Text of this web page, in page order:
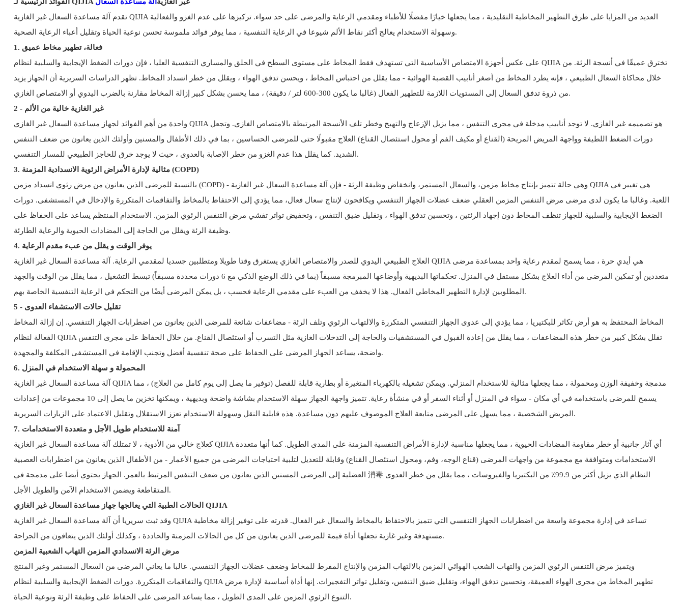
تقدم آلة مساعدة السعال غير الغازية QIJIA العديد من المزايا على طرق التطهير المخاطية التقليدية ، مما يجعلها خيارًا مفضلًا للأطباء ومقدمي الرعاية والمرضى على حد سواء. تركيزها على عدم الغزو والفعالية
وسهولة الاستخدام يعالج أكثر نقاط الألم شيوعا في الرعاية التنفسية ، مما يوفر فوائد ملموسة تحسن نوعية الحياة وتقليل أعباء الرعاية الصحية.
1. فعالة، تطهير مخاط عميق
على عكس أجهزة الامتصاص الأساسية التي تستهدف فقط المخاط على مستوى السطح في الحلق والمساري التنفسية العليا ، فإن دورات الضغط الإيجابية والسلبية لنظام QIJIA تخترق عميقًا في أنسجة الرئة. من
خلال محاكاة السعال الطبيعي ، فإنه يطرد المخاط من أصغر أنابيب القصبة الهوائية - مما يقلل من احتباس المخاط ، ويحسن تدفق الهواء ، ويقلل من خطر انسداد المخاط. تظهر الدراسات السريرية أن الجهاز يزيد
من ذروة تدفق السعال إلى المستويات اللازمة للتطهير الفعال (غالبا ما يكون 300-600 لتر / دقيقة) ، مما يحسن بشكل كبير إزالة المخاط مقارنة بالضرب اليدوي أو الامتصاص الغازي.
2 - غير الغازية خالية من الألم
واحدة من أهم الفوائد لجهاز مساعدة السعال غير الغازي QIJIA هو تصميمه غير الغازي. لا توجد أنابيب مدخلة في مجرى التنفس ، مما يزيل الإزعاج والتهيج وخطر تلف الأنسجة المرتبطة بالامتصاص الغازي. وتجعل
دورات الضغط اللطيفة وواجهة المريض المريحة (القناع أو مكيف الفم أو محول استئصال القناع) العلاج مقبولًا حتى للمرضى الحساسين ، بما في ذلك الأطفال والمسنين وأولئك الذين يعانون من ضعف التنفس
الشديد. كما يقلل هذا عدم الغزو من خطر الإصابة بالعدوى ، حيث لا يوجد خرق للحاجز الطبيعي للمسار التنفسي.
3. مثالية لإدارة الأمراض الرئوية الانسدادية المزمنة (COPD)
بالنسبة للمرضى الذين يعانون من مرض رئوي انسداد مزمن (COPD) - وهي حالة تتميز بإنتاج مخاط مزمن، والسعال المستمر، وانخفاض وظيفة الرئة - فإن آلة مساعدة السعال غير الغازية QIJIA هي تغيير في
اللعبة. وغالبا ما يكون لدى مرضى مرض التنفس المزمن العقلي ضعف عضلات الجهاز التنفسي ويكافحون لإنتاج سعال فعال، مما يؤدي إلى الاحتفاظ بالمخاط والتفاقمات المتكررة والإدخال في المستشفى. دورات
الضغط الإيجابية والسلبية للجهاز تنظف المخاط دون إجهاد الرئتين ، وتحسين تدفق الهواء ، وتقليل ضيق التنفس ، وتخفيض تواتر تفشي مرض التنفس الرئوي المزمن. الاستخدام المنتظم يساعد على الحفاظ على
وظيفة الرئة ويقلل من الحاجة إلى المضادات الحيوية والرعاية الطارئة.
4. يوفر الوقت و يقلل من عبء مقدم الرعاية
العلاج الطبيعي اليدوي للصدر والامتصاص الغازي يستغرق وقتا طويلا ومتطلبين جسديا لمقدمي الرعاية. آلة مساعدة السعال غير الغازية QIJIA هي أيدي حرة ، مما يسمح لمقدم رعاية واحد بمساعدة مرضى
متعددين أو تمكين المرضى من أداء العلاج بشكل مستقل في المنزل. تحكماتها البديهية وأوضاعها المبرمجة مسبقاً (بما في ذلك الوضع الذكي مع 6 دورات محددة مسبقاً) تبسط التشغيل ، مما يقلل من الوقت والجهد
المطلوبين لإدارة التطهير المخاطي الفعال. هذا لا يخفف من العبء على مقدمي الرعاية فحسب ، بل يمكن المرضى أيضًا من التحكم في الرعاية التنفسية الخاصة بهم.
5 - تقليل حالات الاستشفاء العدوى
المخاط المحتفظ به هو أرض تكاثر للبكتيريا ، مما يؤدي إلى عدوى الجهاز التنفسي المتكررة والالتهاب الرئوي وتلف الرئة - مضاعفات شائعة للمرضى الذين يعانون من اضطرابات الجهاز التنفسي. إن إزالة المخاط
الفعالة لنظام QIJIA تقلل بشكل كبير من خطر هذه المضاعفات ، مما يقلل من إعادة القبول في المستشفيات والحاجة إلى التدخلات الغازية مثل التسرب أو استئصال القناع. من خلال الحفاظ على مجرى التنفس
واضحة، يساعد الجهاز المرضى على الحفاظ على صحة تنفسية أفضل وتجنب الإقامة في المستشفى المكلفة والمجهدة.
6. المحمولة و سهلة الاستخدام في المنزل
آلة مساعدة السعال غير الغازية QIJIA مدمجة وخفيفة الوزن ومحمولة ، مما يجعلها مثالية للاستخدام المنزلي. ويمكن تشغيله بالكهرباء المتغيرة أو بطارية قابلة للفصل (توفير ما يصل إلى يوم كامل من العلاج) ، مما
يسمح للمرضى باستخدامه في أي مكان - سواء في المنزل أو أثناء السفر أو في منشأة رعاية. تتميز واجهة الجهاز سهلة الاستخدام بشاشة واضحة وبديهية ، ويمكنها تخزين ما يصل إلى 10 مجموعات من إعدادات
المريض الشخصية ، مما يسهل على المرضى متابعة العلاج الموصوف عليهم دون مساعدة. هذه قابلية النقل وسهولة الاستخدام تعزز الاستقلال وتقليل الاعتماد على الزيارات السريرية.
7. آمنة للاستخدام طويل الأجل و متعددة الاستخدامات
كعلاج خالي من الأدوية ، لا تمتلك آلة مساعدة السعال غير الغازية QIJIA أي آثار جانبية أو خطر مقاومة المضادات الحيوية ، مما يجعلها مناسبة لإدارة الأمراض التنفسية المزمنة على المدى الطويل. كما أنها متعددة
الاستخدامات ومتوافقة مع مجموعة من واجهات المرضى (قناع الوجه، وفم، ومحول استئصال القناع) وقابلة للتعديل لتلبية احتياجات المرضى من جميع الأعمار - من الأطفال الذين يعانون من اضطرابات العصبية
العضلية إلى المرضى المسنين الذين يعانون من ضعف التنفس المرتبط بالعمر. الجهاز يحتوي أيضا على مدمجة في 消毒 النظام الذي يزيل أكثر من 99.9٪ من البكتيريا والفيروسات ، مما يقلل من خطر العدوى
المتقاطعة ويضمن الاستخدام الآمن والطويل الأجل.
الحالات الطبية التي يعالجها جهاز مساعدة السعال غير الغازي QIJIA
وقد ثبت سريريا أن آلة مساعدة السعال غير الغازية QIJIA تساعد في إدارة مجموعة واسعة من اضطرابات الجهاز التنفسي التي تتميز بالاحتفاظ بالمخاط والسعال غير الفعال. قدرته على توفير إزالة مخاطية
مستهدفة وغير غازية تجعلها أداة قيمة للمرضى الذين يعانون من كل من الحالات المزمنة والحاددة ، وكذلك أولئك الذين يتعافون من الجراحة.
مرض الرئة الانسدادي المزمن التهاب الشعبية المزمن
ويتميز مرض التنفس الرئوي المزمن والتهاب الشعب الهوائي المزمن بالالتهاب المزمن والإنتاج المفرط للمخاط وضعف عضلات الجهاز التنفسي. غالبا ما يعاني المرضى من السعال المستمر وغير المنتج
والتفاقمات المتكررة. دورات الضغط الإيجابية والسلبية لنظام QIJIA تطهير المخاط من مجرى الهواء العميقة، وتحسين تدفق الهواء، وتقليل ضيق التنفس، وتقليل تواتر التفجيرات. إنها أداة أساسية لإدارة مرض
التنوع الرئوي المزمن على المدى الطويل ، مما يساعد المرضى على الحفاظ على وظيفة الرئة ونوعية الحياة.